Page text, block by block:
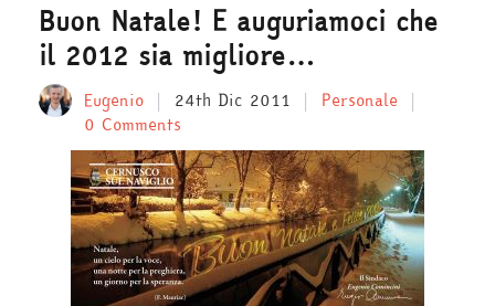
Buon Natale! E auguriamoci che
il 2012 sia migliore…
Eugenio 24th Dic 2011
Personale
0 Comments